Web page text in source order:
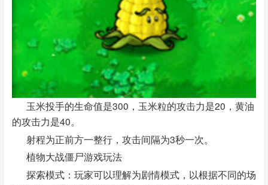
玉米投手的生命值是300，玉米粒的攻击力是20，黄油
的攻击力是40。
射程为正前方一整行，攻击间隔为3秒一次。
植物大战僵尸游戏玩法
探索模式：玩家可以理解为剧情模式，以根据不同的场